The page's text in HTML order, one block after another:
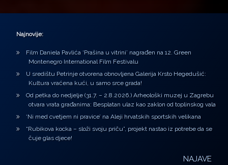
Najnovije:
Film Daniela Pavlića ‘Prašina u vitrini’ nagrađen na 12. Green
Montenegro International Film Festivalu
U središtu Petrinje otvorena obnovljena Galerija Krsto Hegedušić:
Kultura vraćena kući, u samo srce grada!
Od petka do nedjelje (31.7. – 2.8.2026.) Arheološki muzej u Zagrebu
otvara vrata građanima: Besplatan ulaz kao zaklon od toplinskog vala
‘Ni med cvetjem ni pravice’ na Aleji hrvatskih sportskih velikana
“Rubikova kocka – složi svoju priču”, projekt nastao iz potrebe da se
čuje glas djece!
NAJAVE